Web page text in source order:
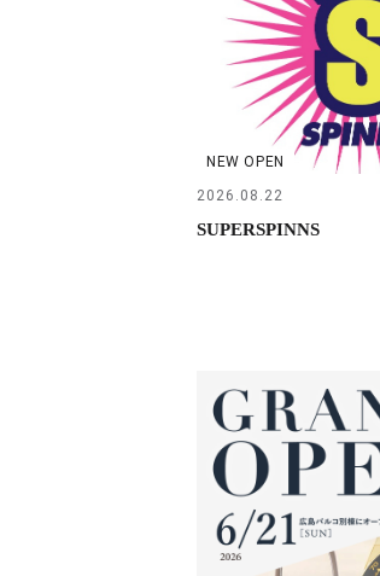
NEW OPEN
2026.08.22
SUPERSPINNS